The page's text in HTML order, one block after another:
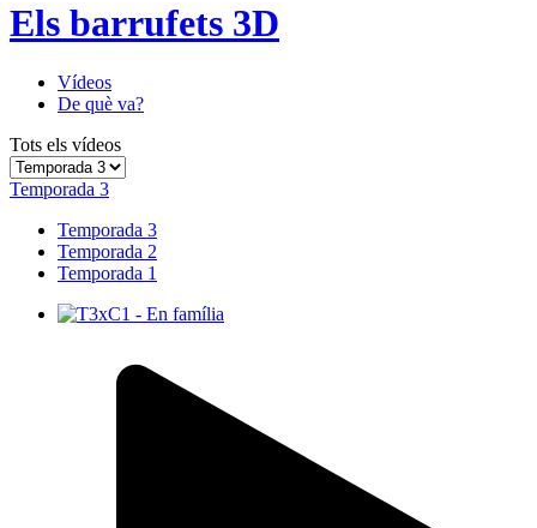
Els barrufets 3D
Vídeos
De què va?
Tots els vídeos
Temporada 3
Temporada 3
Temporada 2
Temporada 1